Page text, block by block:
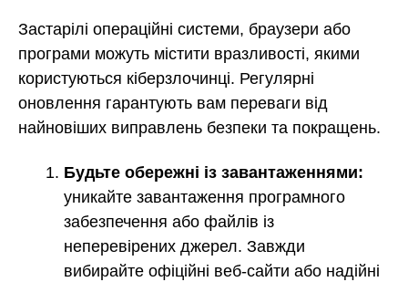
Застарілі операційні системи, браузери або
програми можуть містити вразливості, якими
користуються кіберзлочинці. Регулярні
оновлення гарантують вам переваги від
найновіших виправлень безпеки та покращень.
Будьте обережні із завантаженнями:
уникайте завантаження програмного
забезпечення або файлів із
неперевірених джерел. Завжди
вибирайте офіційні веб-сайти або надійні